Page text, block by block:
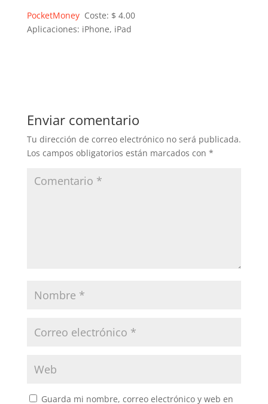
PocketMoneyCoste: $ 4.00
Aplicaciones: iPhone, iPad
Enviar comentario
Tu dirección de correo electrónico no será publicada.
Los campos obligatorios están marcados con *
Guarda mi nombre, correo electrónico y web en